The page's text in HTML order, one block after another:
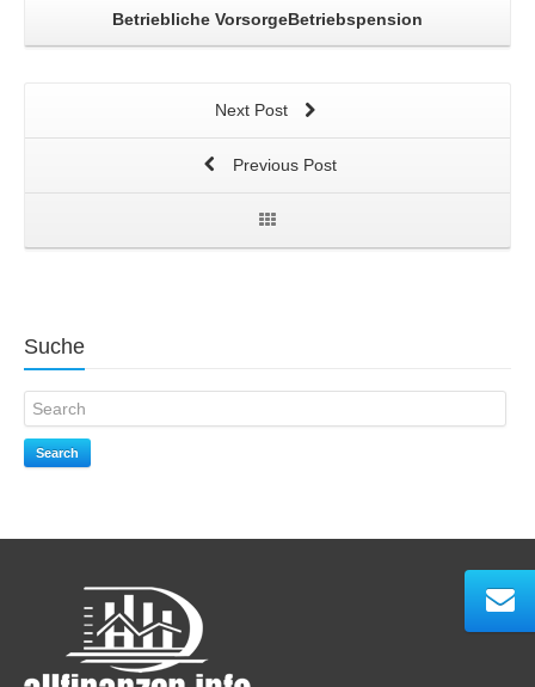
Betriebliche VorsorgeBetriebspension
Next Post
Previous Post
Suche
Search